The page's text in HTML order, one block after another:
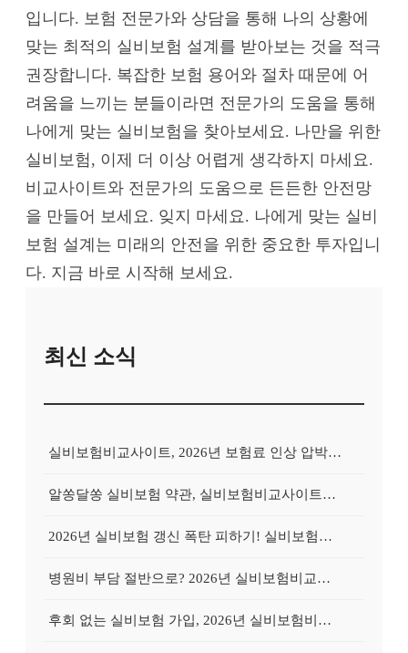
입니다. 보험 전문가와 상담을 통해 나의 상황에
맞는 최적의 실비보험 설계를 받아보는 것을 적극
권장합니다. 복잡한 보험 용어와 절차 때문에 어
려움을 느끼는 분들이라면 전문가의 도움을 통해
나에게 맞는 실비보험을 찾아보세요. 나만을 위한
실비보험, 이제 더 이상 어렵게 생각하지 마세요.
비교사이트와 전문가의 도움으로 든든한 안전망
을 만들어 보세요. 잊지 마세요. 나에게 맞는 실비
보험 설계는 미래의 안전을 위한 중요한 투자입니
다. 지금 바로 시작해 보세요.
최신 소식
실비보험비교사이트, 2026년 보험료 인상 압박 속 최적의 선택 기준은?
알쏭달쏭 실비보험 약관, 실비보험비교사이트로 핵심만 쏙쏙 파헤치는 법
2026년 실비보험 갱신 폭탄 피하기! 실비보험비교사이트 활용 5단계 전략
병원비 부담 절반으로? 2026년 실비보험비교사이트 활용, 숨겨진 혜택 찾기
후회 없는 실비보험 가입, 2026년 실비보험비교사이트 현명한 활용법 3가지